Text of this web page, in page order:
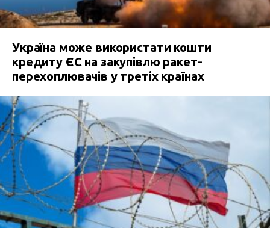
Україна може використати кошти
кредиту ЄС на закупівлю ракет-
перехоплювачів у третіх країнах